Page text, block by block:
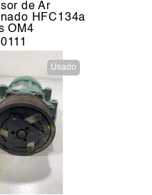
de Ar
HFC134a
OM4
Usado